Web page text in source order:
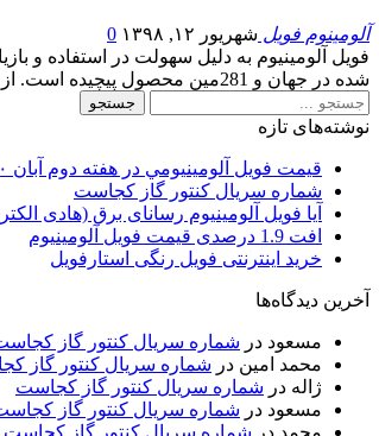
آلومینوم فویل شهریور ۱۲, ۱۳۹۸ 0
شده در جهان و 281مین محصول پیچیده است. از آنجایی که فویل
نوشته‌های تازه
قيمت فويل آلومينيومي در هفته دوم آبان ١٤٠٠
شماره سریال کنتور گاز کجاست
آیا فویل آلومینیوم رسانای برق (هادی
افت 1.9 درصدی قیمت فویل آلومینیوم
خرید اینترنتی فویل رنگی استارفویل
آخرین دیدگاه‌ها
مسعود در شماره سریال کنتور گاز
محمد امین در شماره سریال کنتور گاز
ژاله در شماره سریال کنتور گاز کجاست
مسعود در شماره سریال کنتور گاز